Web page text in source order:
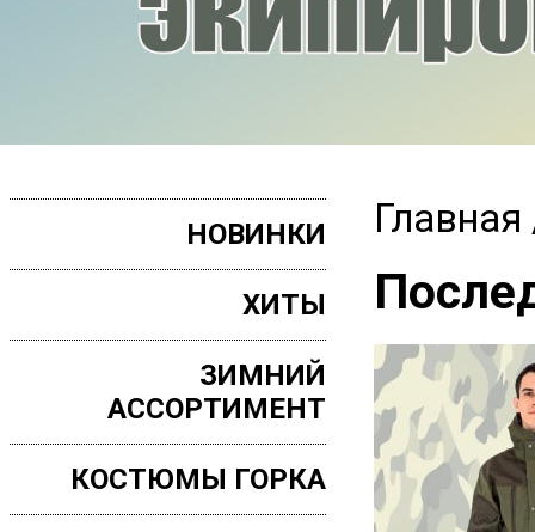
НОВИНКИ
ХИТЫ
ЗИМНИЙ
АССОРТИМЕНТ
КОСТЮМЫ ГОРКА
Главная